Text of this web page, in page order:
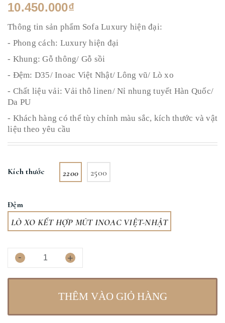
10.450.000₫
Thông tin sản phẩm Sofa Luxury hiện đại:
- Phong cách: Luxury hiện đại
- Khung: Gỗ thông/ Gỗ sồi
- Đệm: D35/ Inoac Việt Nhật/ Lông vũ/ Lò xo
- Chất liệu vải: Vải thô linen/ Nỉ nhung tuyết Hàn Quốc/
Da PU
- Khách hàng có thể tùy chỉnh màu sắc, kích thước và vật
liệu theo yêu cầu
Kích thước 2200 2500
Đệm
LÒ XO KẾT HỢP MÚT INOAC VIỆT-NHẬT
- +
THÊM VÀO GIỎ HÀNG